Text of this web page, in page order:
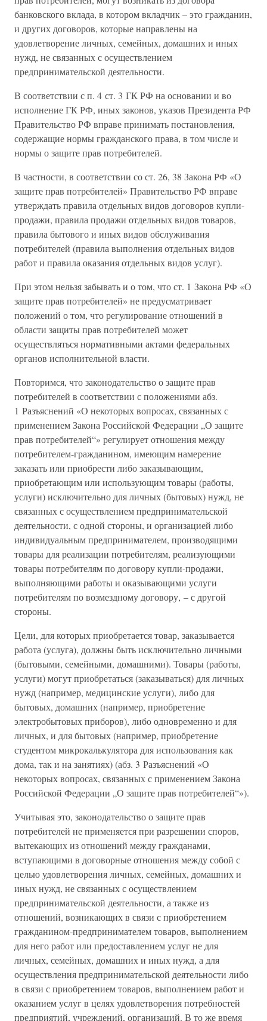
банковского вклада, в котором вкладчик – это гражданин,
и других договоров, которые направлены на
удовлетворение личных, семейных, домашних и иных
нужд, не связанных с осуществлением
предпринимательской деятельности.
В соответствии с п. 4 ст. 3 ГК РФ на основании и во
исполнение ГК РФ, иных законов, указов Президента РФ
Правительство РФ вправе принимать постановления,
содержащие нормы гражданского права, в том числе и
нормы о защите прав потребителей.
В частности, в соответствии со ст. 26, 38 Закона РФ «О
защите прав потребителей» Правительство РФ вправе
утверждать правила отдельных видов договоров купли-
продажи, правила продажи отдельных видов товаров,
правила бытового и иных видов обслуживания
потребителей (правила выполнения отдельных видов
работ и правила оказания отдельных видов услуг).
При этом нельзя забывать и о том, что ст. 1 Закона РФ «О
защите прав потребителей» не предусматривает
положений о том, что регулирование отношений в
области защиты прав потребителей может
осуществляться нормативными актами федеральных
органов исполнительной власти.
Повторимся, что законодательство о защите прав
потребителей в соответствии с положениями абз.
1 Разъяснений «О некоторых вопросах, связанных с
применением Закона Российской Федерации „О защите
прав потребителей“» регулирует отношения между
потребителем-гражданином, имеющим намерение
заказать или приобрести либо заказывающим,
приобретающим или использующим товары (работы,
услуги) исключительно для личных (бытовых) нужд, не
связанных с осуществлением предпринимательской
деятельности, с одной стороны, и организацией либо
индивидуальным предпринимателем, производящими
товары для реализации потребителям, реализующими
товары потребителям по договору купли-продажи,
выполняющими работы и оказывающими услуги
потребителям по возмездному договору, – с другой
стороны.
Цели, для которых приобретается товар, заказывается
работа (услуга), должны быть исключительно личными
(бытовыми, семейными, домашними). Товары (работы,
услуги) могут приобретаться (заказываться) для личных
нужд (например, медицинские услуги), либо для
бытовых, домашних (например, приобретение
электробытовых приборов), либо одновременно и для
личных, и для бытовых (например, приобретение
студентом микрокалькулятора для использования как
дома, так и на занятиях) (абз. 3 Разъяснений «О
некоторых вопросах, связанных с применением Закона
Российской Федерации „О защите прав потребителей“»).
Учитывая это, законодательство о защите прав
потребителей не применяется при разрешении споров,
вытекающих из отношений между гражданами,
вступающими в договорные отношения между собой с
целью удовлетворения личных, семейных, домашних и
иных нужд, не связанных с осуществлением
предпринимательской деятельности, а также из
отношений, возникающих в связи с приобретением
гражданином-предпринимателем товаров, выполнением
для него работ или предоставлением услуг не для
личных, семейных, домашних и иных нужд, а для
осуществления предпринимательской деятельности либо
в связи с приобретением товаров, выполнением работ и
оказанием услуг в целях удовлетворения потребностей
предприятий, учреждений, организаций. В то же время